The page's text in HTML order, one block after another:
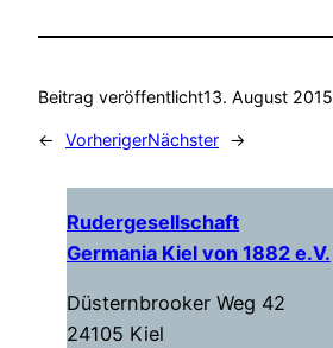
Beitrag veröffentlicht13. August 2015
← VorherigerNächster →
Rudergesellschaft
Germania Kiel von 1882 e.V.
Düsternbrooker Weg 42
24105 Kiel